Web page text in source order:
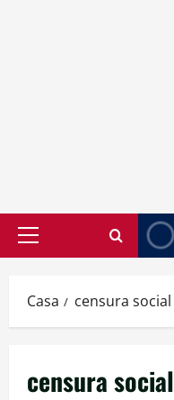
Menù
Casa censura social
censura social